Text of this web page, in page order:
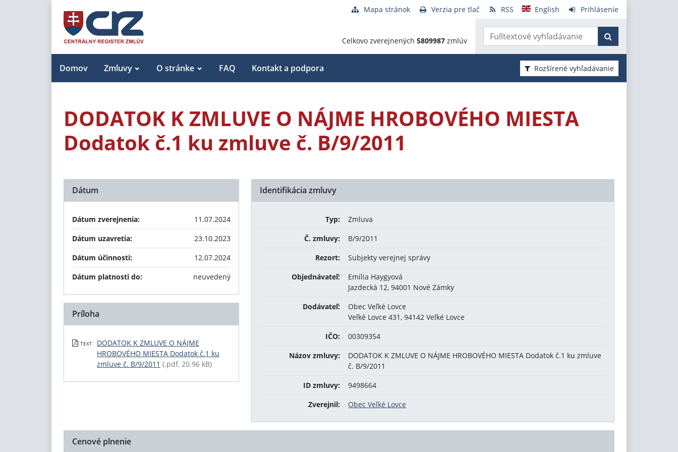
Mapa stránok Verzia pre tlač RSS English Prihlásenie
Celkovo zverejnených 5809987 zmlúv
Domov Zmluvy O stránke FAQ Kontakt a podpora Rozšírené vyhľadávanie
DODATOK K ZMLUVE O NÁJME HROBOVÉHO MIESTA
Dodatok č.1 ku zmluve č. B/9/2011
Identifikácia zmluvy
Typ:
Zmluva
Č. zmluvy:
B/9/2011
Rezort:
Subjekty verejnej správy
Objednávateľ:
Emília Haygyová
Jazdecká 12, 94001 Nové Zámky
Dodávateľ:
Obec Veľké Lovce
Veľké Lovce 431, 94142 Veľké Lovce
IČO:
00309354
Názov zmluvy:
DODATOK K ZMLUVE O NÁJME HROBOVÉHO MIESTA Dodatok č.1 ku zmluve
č. B/9/2011
ID zmluvy:
9498664
Zverejnil:
Obec Veľké Lovce
Dátum
Dátum zverejnenia:
11.07.2024
Dátum uzavretia:
23.10.2023
Dátum účinnosti:
12.07.2024
Dátum platnosti do:
neuvedený
Príloha
TEXT
DODATOK K ZMLUVE O NÁJME
HROBOVÉHO MIESTA Dodatok č.1 ku
zmluve č. B/9/2011 (.pdf, 20.96 kB)
Cenové plnenie